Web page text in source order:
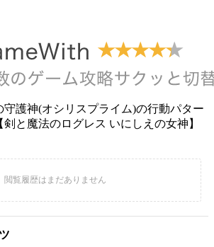
守護神(オシリスプライム)の行動パター
と魔法のログレス いにしえの女神】